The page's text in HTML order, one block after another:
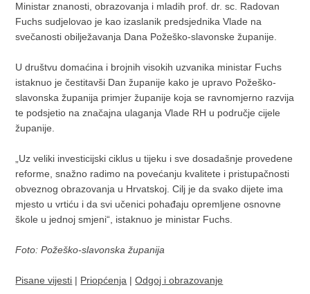
Ministar znanosti, obrazovanja i mladih prof. dr. sc. Radovan
Fuchs sudjelovao je kao izaslanik predsjednika Vlade na
svečanosti obilježavanja Dana Požeško-slavonske županije.
U društvu domaćina i brojnih visokih uzvanika ministar Fuchs
istaknuo je čestitavši Dan županije kako je upravo Požeško-
slavonska županija primjer županije koja se ravnomjerno razvija
te podsjetio na značajna ulaganja Vlade RH u područje cijele
županije.
„Uz veliki investicijski ciklus u tijeku i sve dosadašnje provedene
reforme, snažno radimo na povećanju kvalitete i pristupačnosti
obveznog obrazovanja u Hrvatskoj. Cilj je da svako dijete ima
mjesto u vrtiću i da svi učenici pohađaju opremljene osnovne
škole u jednoj smjeni“, istaknuo je ministar Fuchs.
Foto: Požeško-slavonska županija
Pisane vijesti | Priopćenja |Odgoj i obrazovanje